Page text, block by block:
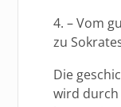
4. – Vom
zu
Die
wird